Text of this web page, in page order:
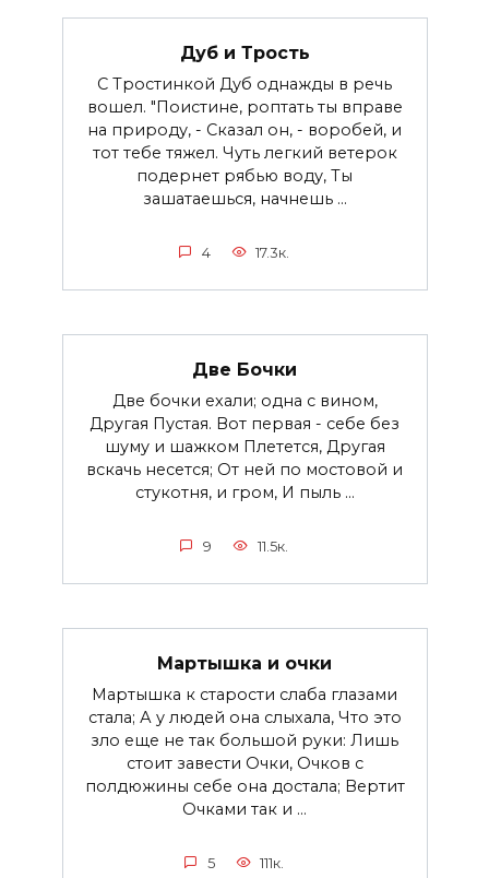
Дуб и Трость
С Тростинкой Дуб однажды в речь
вошел. "Поистине, роптать ты вправе
на природу, - Сказал он, - воробей, и
тот тебе тяжел. Чуть легкий ветерок
подернет рябью воду, Ты
зашатаешься, начнешь ...
4 17.3к.
Две Бочки
Две бочки ехали; одна с вином,
Другая Пустая. Вот первая - себе без
шуму и шажком Плетется, Другая
вскачь несется; От ней по мостовой и
стукотня, и гром, И пыль ...
9 11.5к.
Мартышка и очки
Мартышка к старости слаба глазами
стала; А у людей она слыхала, Что это
зло еще не так большой руки: Лишь
стоит завести Очки, Очков с
полдюжины себе она достала; Вертит
Очками так и ...
5 111к.